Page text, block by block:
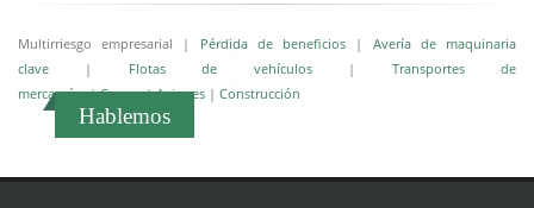
Multirriesgo empresarial | Pérdida de beneficios | Avería de maquinaria
clave | Flotas de vehículos| Transportes de
mercancías|Cascos|Aviones | Construcción
Hablemos